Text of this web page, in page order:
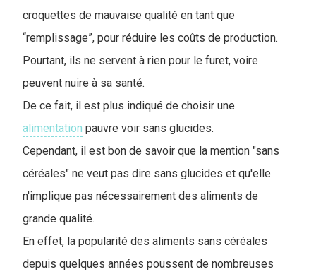
croquettes de mauvaise qualité en tant que
“remplissage”, pour réduire les coûts de production.
Pourtant, ils ne servent à rien pour le furet, voire
peuvent nuire à sa santé.
De ce fait, il est plus indiqué de choisir une
alimentation pauvre voir sans glucides.
Cependant, il est bon de savoir que la mention "sans
céréales" ne veut pas dire sans glucides et qu'elle
n'implique pas nécessairement des aliments de
grande qualité.
En effet, la popularité des aliments sans céréales
depuis quelques années poussent de nombreuses